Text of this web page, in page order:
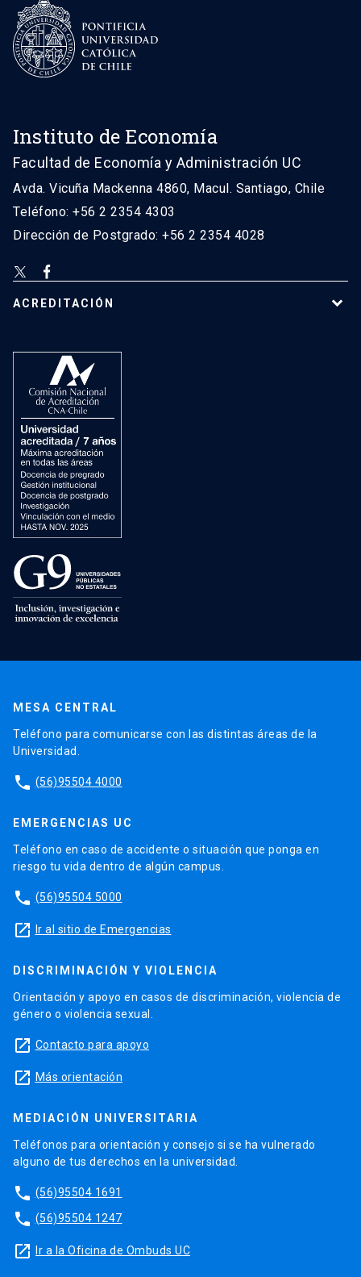
Instituto de Economía
Facultad de Economía y Administración UC
Avda. Vicuña Mackenna 4860, Macul. Santiago, Chile
Teléfono: +56 2 2354 4303
Dirección de Postgrado: +56 2 2354 4028
ACREDITACIÓN
MESA CENTRAL
Teléfono para comunicarse con las distintas áreas de la
Universidad.
phone (56)95504 4000
EMERGENCIAS UC
Teléfono en caso de accidente o situación que ponga en
riesgo tu vida dentro de algún campus.
phone (56)95504 5000
launch Ir al sitio de Emergencias
DISCRIMINACIÓN Y VIOLENCIA
Orientación y apoyo en casos de discriminación, violencia de
género o violencia sexual.
launch Contacto para apoyo
launch Más orientación
MEDIACIÓN UNIVERSITARIA
Teléfonos para orientación y consejo si se ha vulnerado
alguno de tus derechos en la universidad.
phone (56)95504 1691
phone (56)95504 1247
launch Ir a la Oficina de Ombuds UC